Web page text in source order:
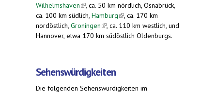
Wilhelmshaven(link is external)
, ca. 50 km nördlich, Osnabrück,
ca. 100 km südlich, Hamburg(link is external)
, ca. 170 km
nordöstlich, Groningen(link is external)
, ca. 110 km westlich, und
Hannover, etwa 170 km südöstlich Oldenburgs.
Sehenswürdigkeiten
Die folgenden Sehenswürdigkeiten im